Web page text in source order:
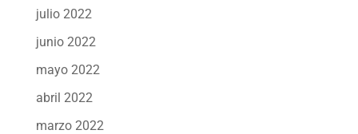
julio 2022
junio 2022
mayo 2022
abril 2022
marzo 2022